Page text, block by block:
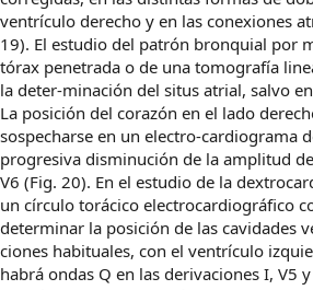
ventrículo derecho y en las conexiones
19). El estudio del patrón bronquial por
tórax penetrada o de una tomografía
la deter-minación del situs atrial, salvo
La posición del corazón en el lado
sospecharse en un electro-cardiograma
progresiva disminución de la amplitud
V6 (Fig. 20). En el estudio de la
un círculo torácico electrocardiográfico
determinar la posición de las cavidades
ciones habituales, con el ventrículo
habrá ondas Q en las derivaciones I, V5